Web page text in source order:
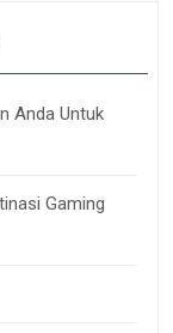
Anda Untuk
Gaming